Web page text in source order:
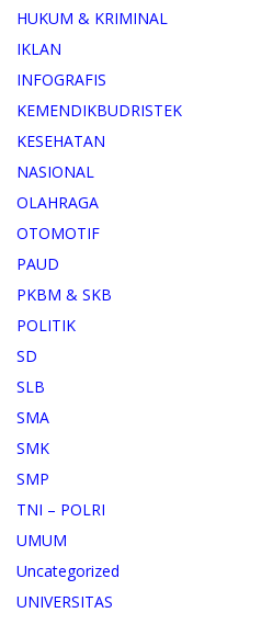
HUKUM & KRIMINAL
IKLAN
INFOGRAFIS
KEMENDIKBUDRISTEK
KESEHATAN
NASIONAL
OLAHRAGA
OTOMOTIF
PAUD
PKBM & SKB
POLITIK
SD
SLB
SMA
SMK
SMP
TNI – POLRI
UMUM
Uncategorized
UNIVERSITAS